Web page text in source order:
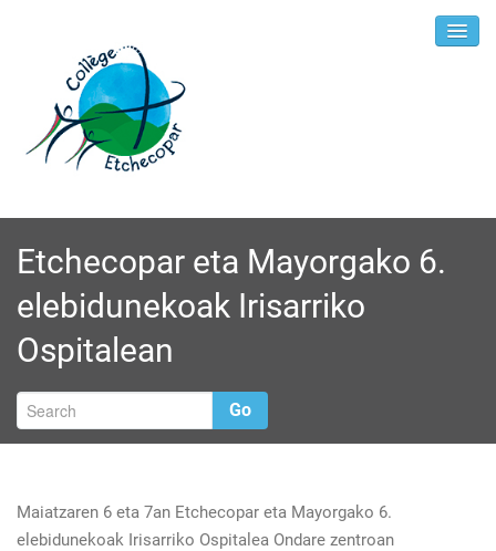
Etchecopar eta Mayorgako 6.
elebidunekoak Irisarriko
Ospitalean
Go
Maiatzaren 6 eta 7an Etchecopar eta Mayorgako 6.
elebidunekoak Irisarriko Ospitalea Ondare zentroan